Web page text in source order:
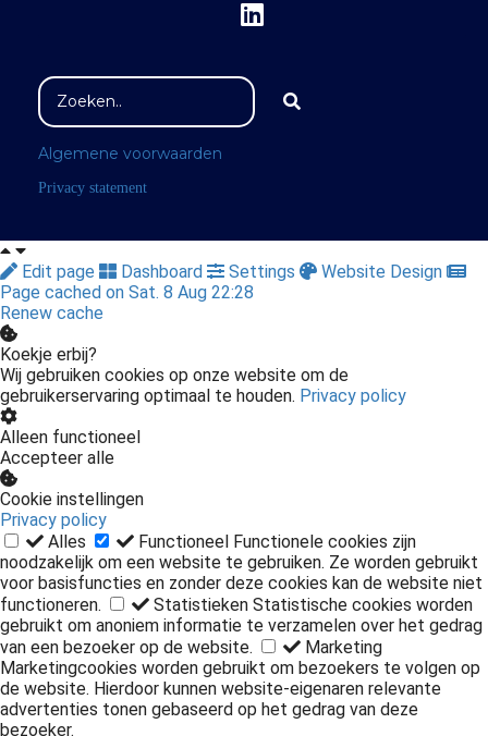
Algemene voorwaarden
Privacy statement
Edit page Dashboard Settings
Website Design
Page cached on Sat. 8 Aug 22:28
Renew cache
Koekje erbij?
Wij gebruiken cookies op onze website om de
gebruikerservaring optimaal te houden. Privacy policy
Alleen functioneel
Accepteer alle
Cookie instellingen
Privacy policy
Alles
Functioneel Functionele cookies zijn
noodzakelijk om een website te gebruiken. Ze worden gebruikt
voor basisfuncties en zonder deze cookies kan de website niet
functioneren.
Statistieken Statistische cookies worden
gebruikt om anoniem informatie te verzamelen over het gedrag
van een bezoeker op de website.
Marketing
Marketingcookies worden gebruikt om bezoekers te volgen op
de website. Hierdoor kunnen website-eigenaren relevante
advertenties tonen gebaseerd op het gedrag van deze
bezoeker.